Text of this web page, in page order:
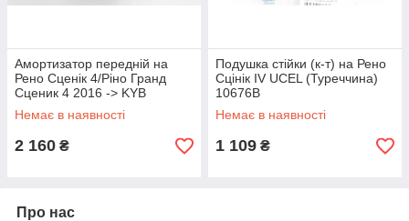
Амортизатор передній на
Рено Сценік 4/Ріно Гранд
Сценик 4 2016 -> KYB
(Іспанія) 3348087
Немає в наявності
2 160 ₴
Подушка стійки (к-т) на Рено
Сцінік IV UCEL (Туреччина)
10676B
Немає в наявності
1 109 ₴
Про нас